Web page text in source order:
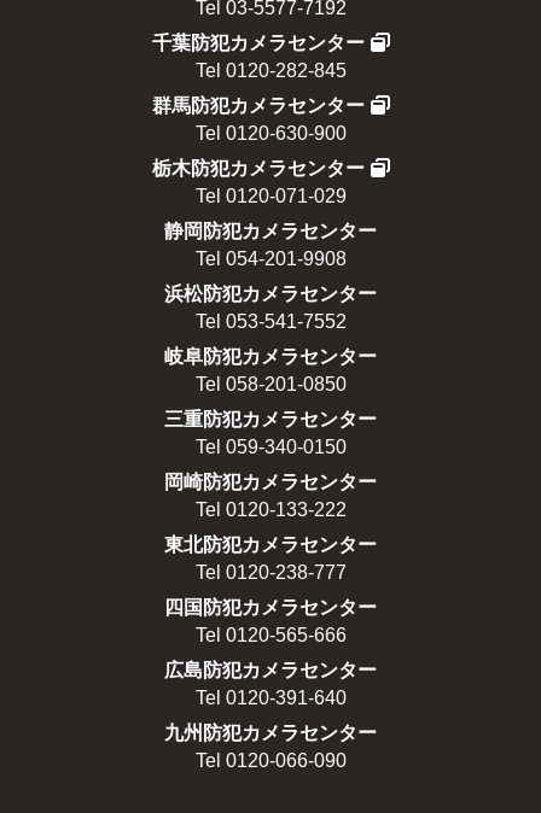
Tel 03-5577-7192
千葉防犯カメラセンター
Tel 0120-282-845
群馬防犯カメラセンター
Tel 0120-630-900
栃木防犯カメラセンター
Tel 0120-071-029
静岡防犯カメラセンター
Tel 054-201-9908
浜松防犯カメラセンター
Tel 053-541-7552
岐阜防犯カメラセンター
Tel 058-201-0850
三重防犯カメラセンター
Tel 059-340-0150
岡崎防犯カメラセンター
Tel 0120-133-222
東北防犯カメラセンター
Tel 0120-238-777
四国防犯カメラセンター
Tel 0120-565-666
広島防犯カメラセンター
Tel 0120-391-640
九州防犯カメラセンター
Tel 0120-066-090